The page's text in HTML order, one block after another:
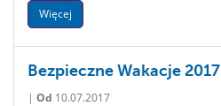
Więcej
Bezpieczne Wakacje 2017
| Od 10.07.2017